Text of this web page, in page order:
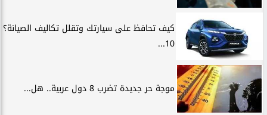
كيف تحافظ على سيارتك وتقلل تكاليف الصيانة؟
10...
موجة حر جديدة تضرب 8 دول عربية.. هل...